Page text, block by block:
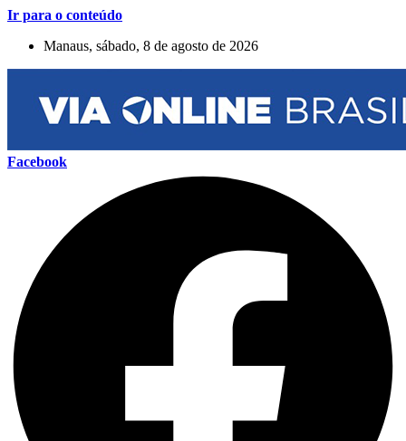
Ir para o conteúdo
Manaus, sábado, 8 de agosto de 2026
Facebook